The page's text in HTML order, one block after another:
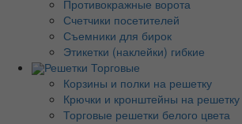
Противокражные ворота
Счетчики посетителей
Съемники для бирок
Этикетки (наклейки) гибкие
Решетки Торговые
Корзины и полки на решетку
Крючки и кронштейны на решетку
Торговые решетки белого цвета